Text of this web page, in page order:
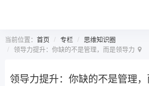
当前位置： 首页 专栏
思维知识圈
领导力提升：你缺的不是管理，而是领导力
领导力提升：你缺的不是管理